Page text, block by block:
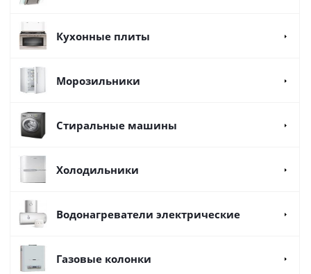
Кухонные плиты
Морозильники
Стиральные машины
Холодильники
Водонагреватели электрические
Газовые колонки